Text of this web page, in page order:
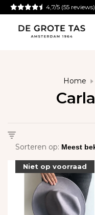
4,7/5 (55 reviews)
Home
Sorteren op:
Niet op voorraad